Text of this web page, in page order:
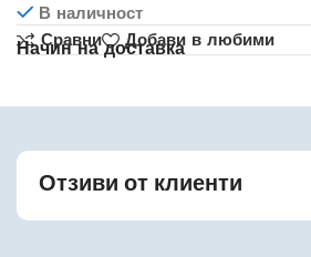
В наличност
Сравни
Добави в любими
Начин на доставка
Отзиви от клиенти